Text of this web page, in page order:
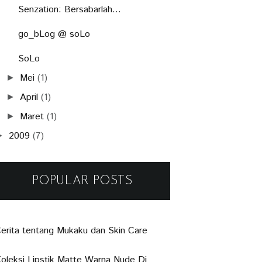
Senzation: Bersabarlah...
go_bLog @ soLo
SoLo
► Mei (1)
► April (1)
► Maret (1)
2009 (7)
POPULAR POSTS
tentang Mukaku dan Skin Care